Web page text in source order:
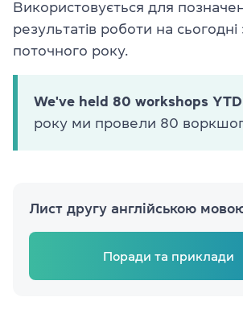
Використовується для
результатів роботи на сьогодні
поточного року.
We've held 80 workshops YTD
року ми провели 80
Лист другу англійською
Поради та приклади